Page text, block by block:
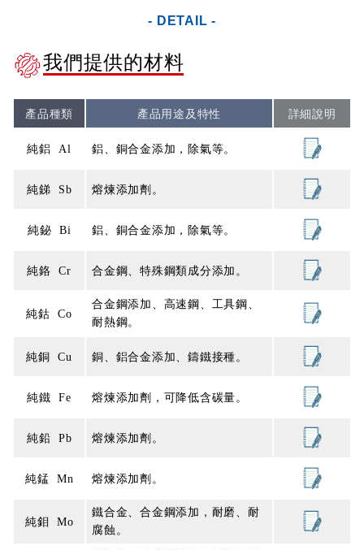
- DETAIL -
我們提供的材料
產品種類 產品用途及特性 詳細說明
純鋁 Al 鋁、銅合金添加，除氣等。
純銻 Sb 熔煉添加劑。
純鉍 Bi 鋁、銅合金添加，除氣等。
純鉻 Cr 合金鋼、特殊鋼類成分添加。
純鈷 Co
合金鋼添加、高速鋼、工具鋼、
耐熱鋼。
純銅 Cu 銅、鋁合金添加、鑄鐵接種。
純鐵 Fe 熔煉添加劑，可降低含碳量。
純鉛 Pb 熔煉添加劑。
純錳 Mn 熔煉添加劑。
純鉬 Mo
鐵合金、合金鋼添加，耐磨、耐
腐蝕。